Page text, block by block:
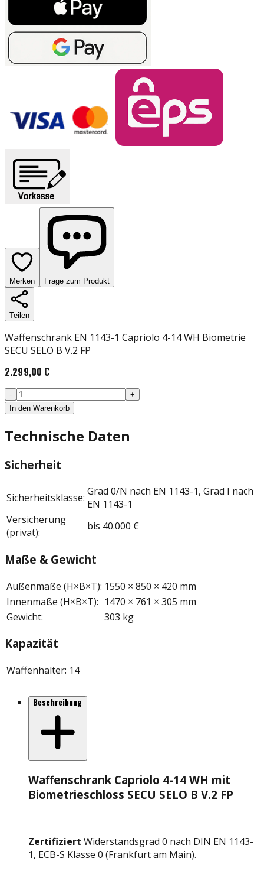
Merken Frage zum Produkt
Teilen
Waffenschrank EN 1143-1 Capriolo 4-14 WH Biometrie
SECU SELO B V.2 FP
2.299,00 €
-
+
In den Warenkorb
Technische Daten
Sicherheit
Sicherheitsklasse: Grad 0/N nach EN 1143-1, Grad I nach
EN 1143-1
Versicherung
(privat): bis 40.000 €
Maße & Gewicht
Außenmaße (H×B×T): 1550 × 850 × 420 mm
Innenmaße (H×B×T): 1470 × 761 × 305 mm
Gewicht: 303 kg
Kapazität
Waffenhalter: 14
Beschreibung
Waffenschrank Capriolo 4-14 WH mit
Biometrieschloss SECU SELO B V.2 FP
Zertifiziert Widerstandsgrad 0 nach DIN EN 1143-
1, ECB-S Klasse 0 (Frankfurt am Main).